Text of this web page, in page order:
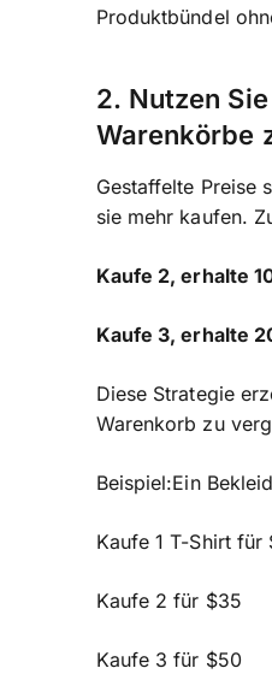
Produktbündel
2. Nutzen
Warenkörbe
Gestaffelte Preise
sie mehr kaufen.
Kaufe 2, erhalte
Kaufe 3, erhalte
Diese Strategie
Warenkorb zu
Beispiel:Ein
Kaufe 1 T-Shirt für
Kaufe 2 für $35
Kaufe 3 für $50